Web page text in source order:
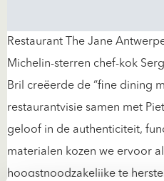
Restaurant The Jane
Michelin-sterren chef-kok
Bril creëerde de “fine dining
restaurantvisie samen met
geloof in de authenticiteit,
materialen kozen we ervoor
hoogstnoodzakelijke te